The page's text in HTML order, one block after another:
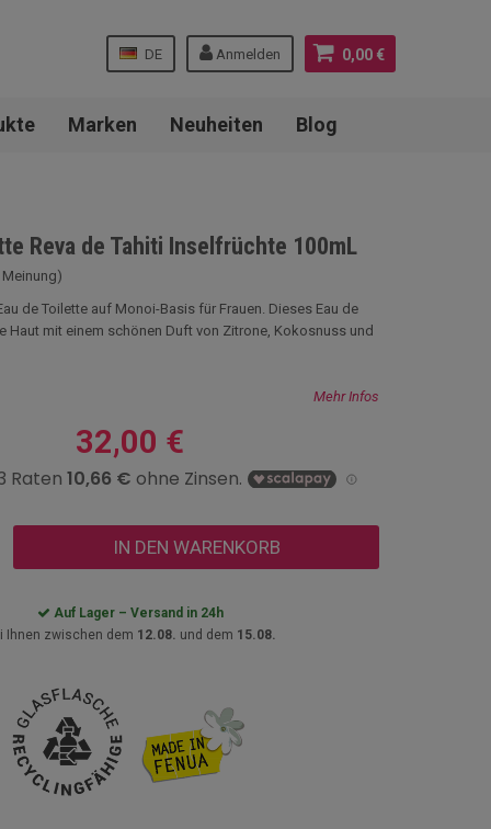
0,00 €
Anmelden
DE
Marken Neuheiten Blog
Reva de Tahiti Inselfrüchte 100mL
Meinung)
de Toilette auf Monoi-Basis für Frauen. Dieses Eau de
Haut mit einem schönen Duft von Zitrone, Kokosnuss und
Mehr Infos
32,00 €
IN DEN WARENKORB
Auf Lager – Versand in 24h
Ihnen zwischen dem 12.08. und dem 15.08.